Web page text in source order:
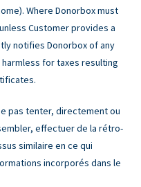
Where Donorbox must
Customer provides a
notifies Donorbox of any
for taxes resulting
pas tenter, directement ou
effectuer de la rétro-
similaire en ce qui
incorporés dans le